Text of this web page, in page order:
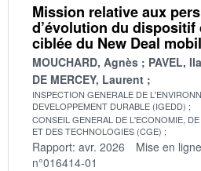
Mission relative aux
d’évolution du dispositif
ciblée du New Deal
MOUCHARD, Agnès
PAVEL,
DE MERCEY, Laurent
INSPECTION GENERALE DE
DEVELOPPEMENT DURABLE (IGEDD)
CONSEIL GENERAL DE L'ECONOMIE,
ET DES TECHNOLOGIES (CGE)
Rapport: avr. 2026 Mise en
n°016414-01